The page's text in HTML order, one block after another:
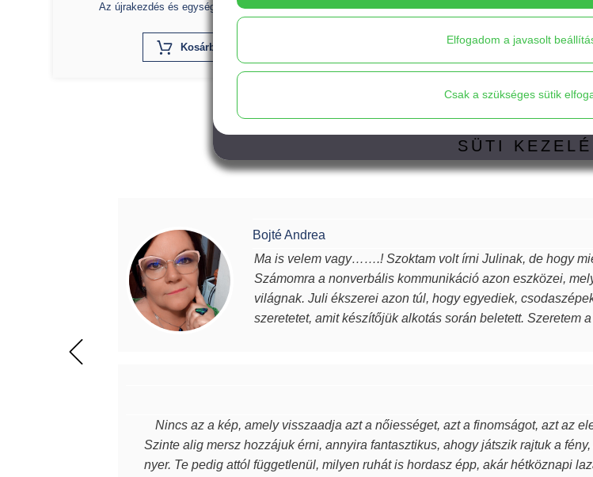
Az újrakezdés és egység szimbóluma.
Kosárba
Az újrakezdés és egység
KosárbaX
Bojté Andrea
Ma is velem vagy…….! Szoktam volt írni Julinak, de hogy
Számomra a nonverbális kommunikáció azon eszközei,
világnak. Juli ékszerei azon túl, hogy egyediek,
szeretetet, amit készítőjük alkotás során beletett. Szeretem
Nincs az a kép, amely visszaadja azt a nőiességet, azt a finomságot, azt az
Szinte alig mersz hozzájuk érni, annyira fantasztikus, ahogy játszik rajtuk a
nyer. Te pedig attól függetlenül, milyen ruhát is hordasz épp, akár hétköznapi
Elfogadom a javasolt
Csak a szükséges sütik
SÜTI
Csak a szükséges sütik